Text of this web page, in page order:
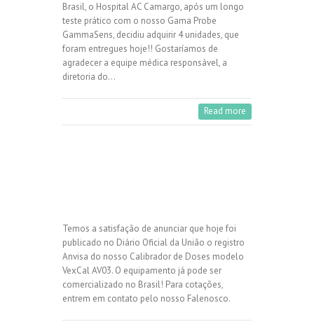
Brasil, o Hospital AC Camargo, após um longo
teste prático com o nosso Gama Probe
GammaSens, decidiu adquirir 4 unidades, que
foram entregues hoje!! Gostaríamos de
agradecer a equipe médica responsável, a
diretoria do…
Read more
Temos a satisfação de anunciar que hoje foi
publicado no Diário Oficial da União o registro
Anvisa do nosso Calibrador de Doses modelo
VexCal AV03. O equipamento já pode ser
comercializado no Brasil! Para cotações,
entrem em contato pelo nosso Falenosco.